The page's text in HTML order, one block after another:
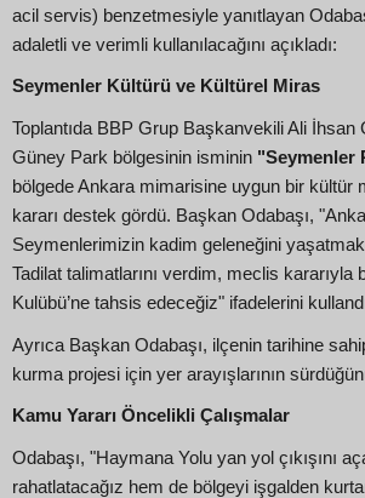
acil servis) benzetmesiyle yanıtlayan
adaletli ve verimli kullanılacağını açıkladı:
Seymenler Kültürü ve Kültürel Miras
Toplantıda BBP Grup Başkanvekili Ali İhsan
Güney Park bölgesinin isminin "Seymenler
bölgede Ankara mimarisine uygun bir kültür
kararı destek gördü. Başkan Odabaşı,
Seymenlerimizin kadim geleneğini
Tadilat talimatlarını verdim, meclis kararıyla
Kulübü’ne tahsis edeceğiz" ifadelerini
Ayrıca Başkan Odabaşı, ilçenin tarihine
kurma projesi için yer arayışlarının
Kamu Yararı Öncelikli Çalışmalar
Odabaşı, "Haymana Yolu yan yol çıkışını
rahatlatacağız hem de bölgeyi işgalden